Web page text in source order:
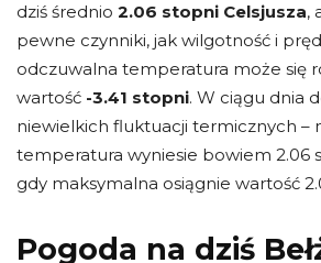
dziś średnio 2.06 stopni Celsjusza,
pewne czynniki, jak wilgotność i
odczuwalna temperatura może się
wartość -3.41 stopni. W ciągu dnia
niewielkich fluktuacji termicznych –
temperatura wyniesie bowiem 2.06
gdy maksymalna osiągnie wartość
Pogoda na dziś